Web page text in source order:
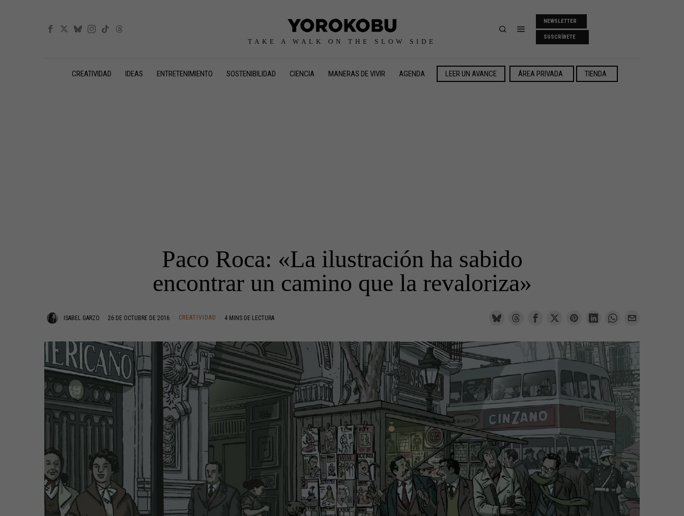
TAKE A WALK ON THE SLOW SIDE
NEWSLETTER
SUSCRÍBETE
CREATIVIDAD IDEAS ENTRETENIMIENTO SOSTENIBILIDAD CIENCIA MANERAS DE VIVIR AGENDA LEER UN AVANCE ÁREA PRIVADA TIENDA
Paco Roca: «La ilustración ha sabido
encontrar un camino que la revaloriza»
ISABEL GARZO 26 DE OCTUBRE DE 2016 CREATIVIDAD 4 MINS DE LECTURA